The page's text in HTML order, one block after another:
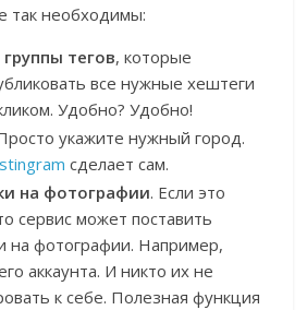
так необходимы:
тегов, которые
все нужные хештеги
Удобно? Удобно!
укажите нужный город.
сделает сам.
на фотографии. Если это
сервис может поставить
на фотографии. Например,
аккаунта. И никто их не
к себе. Полезная функция